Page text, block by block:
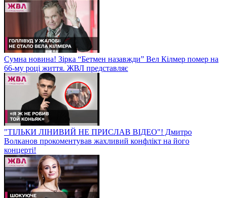
Сумна новина! Зірка “Бетмен назавжди” Вел Кілмер помер на
66-му році життя. ЖВЛ представляє
"ТІЛЬКИ ЛІНИВИЙ НЕ ПРИСЛАВ ВІДЕО"! Дмитро
Волканов прокоментував жахливий конфлікт на його
концерті!